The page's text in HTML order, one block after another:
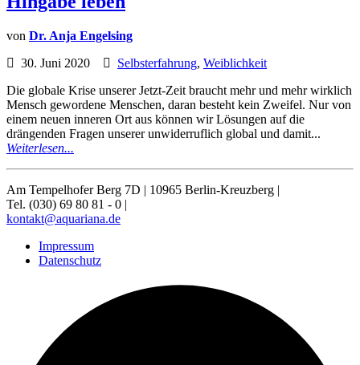
von Dr. Anja Engelsing
30. Juni 2020
Selbsterfahrung, Weiblichkeit
Die globale Krise unserer Jetzt-Zeit braucht mehr und mehr wirklich
Mensch gewordene Menschen, daran besteht kein Zweifel. Nur von
einem neuen inneren Ort aus können wir Lösungen auf die
drängenden Fragen unserer unwiderruflich global und damit...
Weiterlesen...
Am Tempelhofer Berg 7D | 10965 Berlin-Kreuzberg |
Tel. (030) 69 80 81 - 0 |
kontakt@aquariana.de
Impressum
Datenschutz